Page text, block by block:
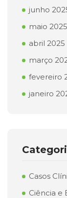
junho
maio 2025
abril 2025
março
fevereiro
janeiro
Casos
Ciência e